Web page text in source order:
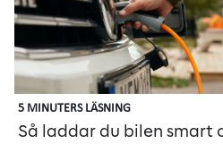
5 MINUTERS LÄSNING
Så laddar du bilen smart